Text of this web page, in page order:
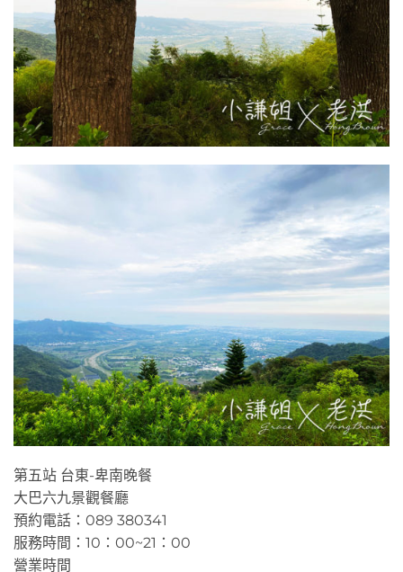
第五站 台東-卑南晚餐
大巴六九景觀餐廳
預約電話：089 380341
服務時間：10：00~21：00
營業時間